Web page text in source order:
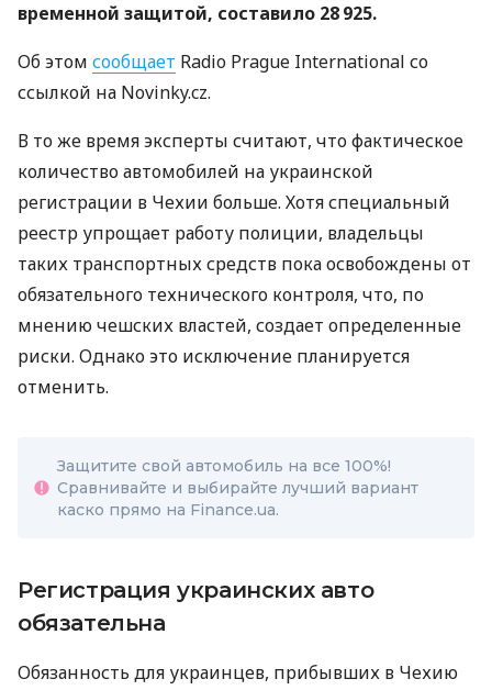
временной защитой, составило 28 925.
Об этом сообщает Radio Prague International со
ссылкой на Novinky.cz.
В то же время эксперты считают, что фактическое
количество автомобилей на украинской
регистрации в Чехии больше. Хотя специальный
реестр упрощает работу полиции, владельцы
таких транспортных средств пока освобождены от
обязательного технического контроля, что, по
мнению чешских властей, создает определенные
риски. Однако это исключение планируется
отменить.
Защитите свой автомобиль на все 100%!
Сравнивайте и выбирайте лучший вариант
каско прямо на Finance.ua.
Регистрация украинских авто
обязательна
Обязанность для украинцев, прибывших в Чехию